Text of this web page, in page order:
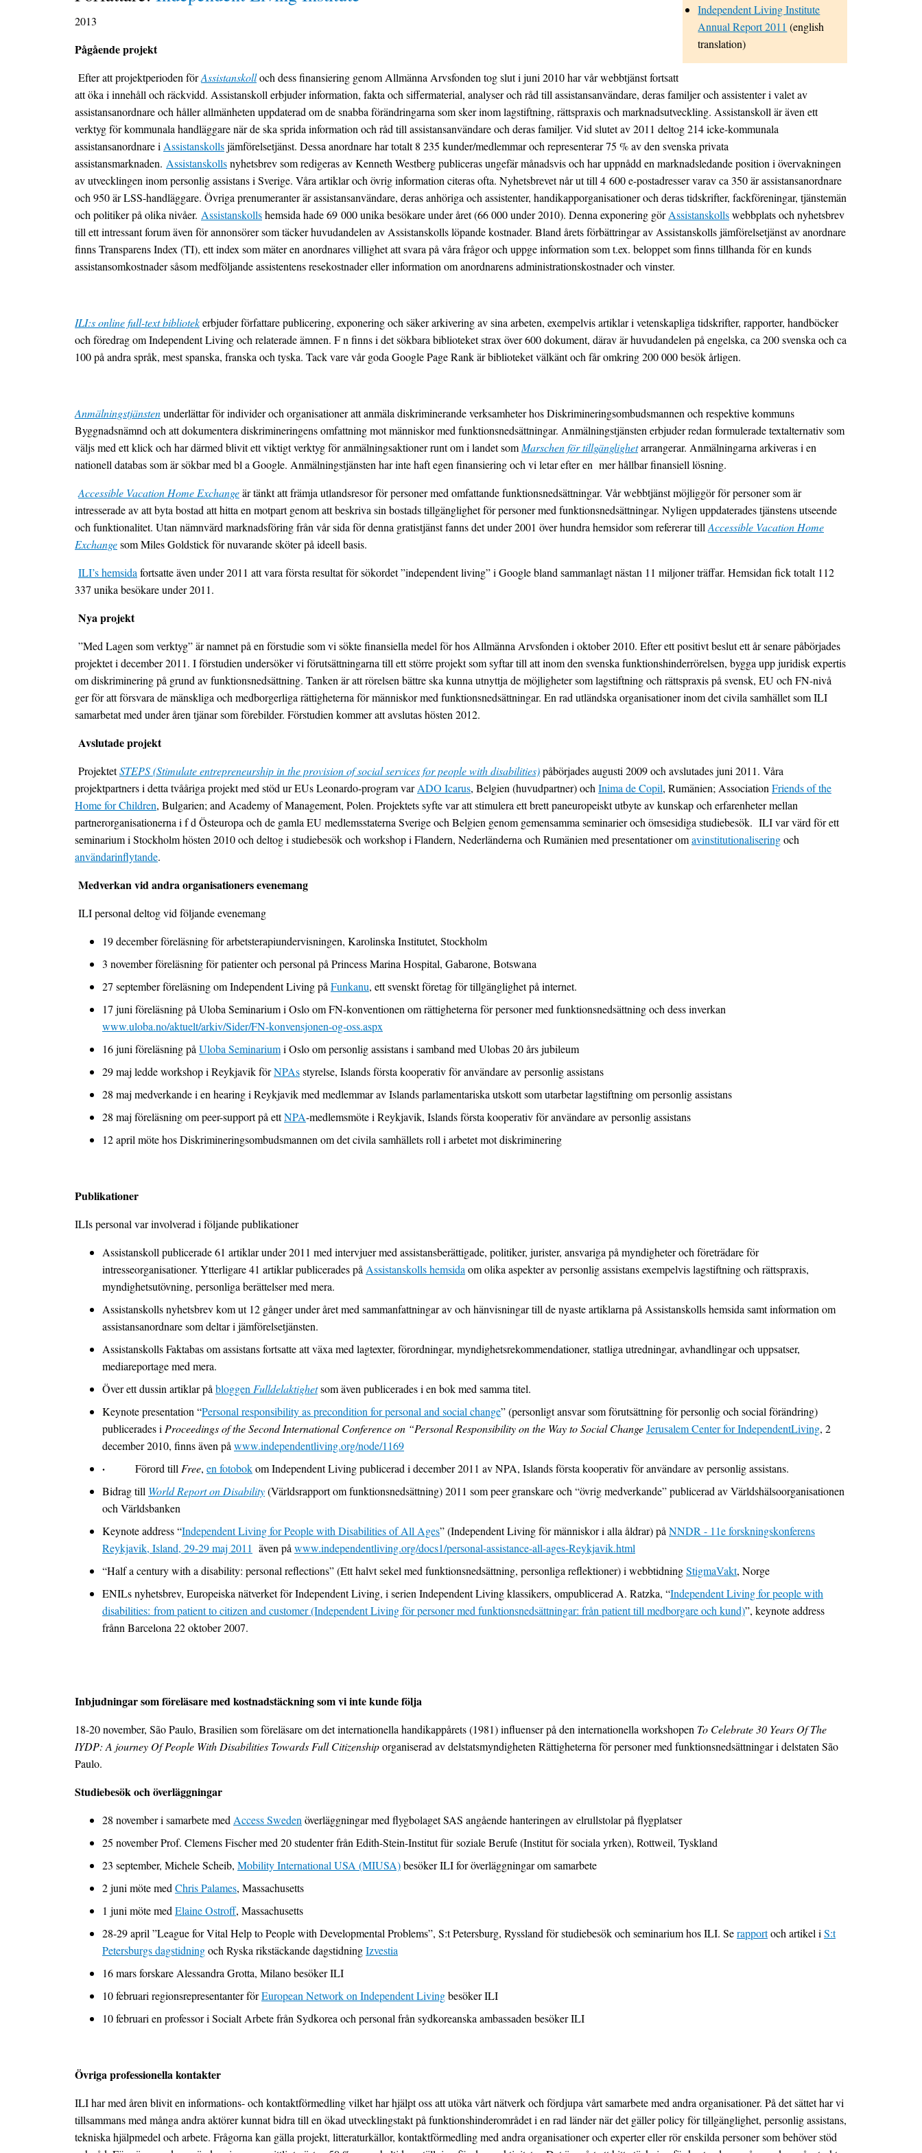
Independent Living Institute
Annual Report 2011 (english
translation)
2013
Pågående projekt
Efter att projektperioden förAssistanskolloch dess finansiering genom Allmänna Arvsfonden tog slut i juni 2010 har vår webbtjänst fortsatt
att öka i innehåll och räckvidd. Assistanskoll erbjuder information, fakta och siffermaterial, analyser och råd till assistansanvändare, deras familjer och assistenter i valet av
assistansanordnare och håller allmänheten uppdaterad om de snabba förändringarna som sker inom lagstiftning, rättspraxis och marknadsutveckling. Assistanskoll är även ett
verktyg för kommunala handläggare när de ska sprida information och råd till assistansanvändare och deras familjer. Vid slutet av 2011 deltog 214 icke-kommunala
assistansanordnare iAssistanskollsjämförelsetjänst. Dessa anordnare har totalt 8 235 kunder/medlemmar och representerar 75 % av den svenska privata
assistansmarknaden. Assistanskollsnyhetsbrev som redigeras av Kenneth Westberg publiceras ungefär månadsvis och har uppnådd en marknadsledande position i övervakningen
av utvecklingen inom personlig assistans i Sverige. Våra artiklar och övrig information citeras ofta. Nyhetsbrevet når ut till 4 600 e-postadresser varav ca 350 är assistansanordnare
och 950 är LSS-handläggare. Övriga prenumeranter är assistansanvändare, deras anhöriga och assistenter, handikapporganisationer och deras tidskrifter, fackföreningar, tjänstemän
och politiker på olika nivåer. Assistanskollshemsida hade 69 000 unika besökare under året (66 000 under 2010). Denna exponering görAssistanskollswebbplats och nyhetsbrev
till ett intressant forum även för annonsörer som täcker huvudandelen av Assistanskolls löpande kostnader. Bland årets förbättringar av Assistanskolls jämförelsetjänst av anordnare
finns Transparens Index (TI), ett index som mäter en anordnares villighet att svara på våra frågor och uppge information som t.ex. beloppet som finns tillhanda för en kunds
assistansomkostnader såsom medföljande assistentens resekostnader eller information om anordnarens administrationskostnader och vinster.
ILI:s online full-text bibliotekerbjuder författare publicering, exponering och säker arkivering av sina arbeten, exempelvis artiklar i vetenskapliga tidskrifter, rapporter, handböcker
och föredrag om Independent Living och relaterade ämnen. F n finns i det sökbara biblioteket strax över 600 dokument, därav är huvudandelen på engelska, ca 200 svenska och ca
100 på andra språk, mest spanska, franska och tyska. Tack vare vår goda Google Page Rank är biblioteket välkänt och får omkring 200 000 besök årligen.
Anmälningstjänstenunderlättar för individer och organisationer att anmäla diskriminerande verksamheter hos Diskrimineringsombudsmannen och respektive kommuns
Byggnadsnämnd och att dokumentera diskrimineringens omfattning mot människor med funktionsnedsättningar. Anmälningstjänsten erbjuder redan formulerade textalternativ som
väljs med ett klick och har därmed blivit ett viktigt verktyg för anmälningsaktioner runt om i landet somMarschen för tillgänglighetarrangerar. Anmälningarna arkiveras i en
nationell databas som är sökbar med bl a Google. Anmälningstjänsten har inte haft egen finansiering och vi letar efter en mer hållbar finansiell lösning.
Accessible Vacation Home Exchangeär tänkt att främja utlandsresor för personer med omfattande funktionsnedsättningar. Vår webbtjänst möjliggör för personer som är
intresserade av att byta bostad att hitta en motpart genom att beskriva sin bostads tillgänglighet för personer med funktionsnedsättningar. Nyligen uppdaterades tjänstens utseende
och funktionalitet. Utan nämnvärd marknadsföring från vår sida för denna gratistjänst fanns det under 2001 över hundra hemsidor som refererar tillAccessible Vacation Home
Exchangesom Miles Goldstick för nuvarande sköter på ideell basis.
ILI’s hemsidafortsatte även under 2011 att vara första resultat för sökordet ”independent living” i Google bland sammanlagt nästan 11 miljoner träffar. Hemsidan fick totalt 112
337 unika besökare under 2011.
Nya projekt
”Med Lagen som verktyg” är namnet på en förstudie som vi sökte finansiella medel för hos Allmänna Arvsfonden i oktober 2010. Efter ett positivt beslut ett år senare påbörjades
projektet i december 2011. I förstudien undersöker vi förutsättningarna till ett större projekt som syftar till att inom den svenska funktionshinderrörelsen, bygga upp juridisk expertis
om diskriminering på grund av funktionsnedsättning. Tanken är att rörelsen bättre ska kunna utnyttja de möjligheter som lagstiftning och rättspraxis på svensk, EU och FN-nivå
ger för att försvara de mänskliga och medborgerliga rättigheterna för människor med funktionsnedsättningar. En rad utländska organisationer inom det civila samhället som ILI
samarbetat med under åren tjänar som förebilder. Förstudien kommer att avslutas hösten 2012.
Avslutade projekt
ProjektetSTEPS (Stimulate entrepreneurship in the provision of social services for people with disabilities)påbörjades augusti 2009 och avslutades juni 2011. Våra
projektpartners i detta tvååriga projekt med stöd ur EUs Leonardo-program varADO Icarus, Belgien (huvudpartner) ochInima de Copil, Rumänien; AssociationFriends of the
Home for Children, Bulgarien; and Academy of Management, Polen. Projektets syfte var att stimulera ett brett paneuropeiskt utbyte av kunskap och erfarenheter mellan
partnerorganisationerna i f d Östeuropa och de gamla EU medlemsstaterna Sverige och Belgien genom gemensamma seminarier och ömsesidiga studiebesök. ILI var värd för ett
seminarium i Stockholm hösten 2010 och deltog i studiebesök och workshop i Flandern, Nederländerna och Rumänien med presentationer omavinstitutionaliseringoch
användarinflytande.
Medverkan vid andra organisationers evenemang
ILI personal deltog vid följande evenemang
19 december föreläsning för arbetsterapiundervisningen, Karolinska Institutet, Stockholm
3 november föreläsning för patienter och personal på Princess Marina Hospital, Gabarone, Botswana
27 september föreläsning om Independent Living påFunkanu, ett svenskt företag för tillgänglighet på internet.
17 juni föreläsning på Uloba Seminarium i Oslo om FN-konventionen om rättigheterna för personer med funktionsnedsättning och dess inverkan
www.uloba.no/aktuelt/arkiv/Sider/FN-konvensjonen-og-oss.aspx
16 juni föreläsning påUloba Seminariumi Oslo om personlig assistans i samband med Ulobas 20 års jubileum
29 maj ledde workshop i Reykjavik förNPAsstyrelse, Islands första kooperativ för användare av personlig assistans
28 maj medverkande i en hearing i Reykjavik med medlemmar av Islands parlamentariska utskott som utarbetar lagstiftning om personlig assistans
28 maj föreläsning om peer-support på ettNPA-medlemsmöte i Reykjavik, Islands första kooperativ för användare av personlig assistans
12 april möte hos Diskrimineringsombudsmannen om det civila samhällets roll i arbetet mot diskriminering
Publikationer
ILIs personal var involverad i följande publikationer
Assistanskoll publicerade 61 artiklar under 2011 med intervjuer med assistansberättigade, politiker, jurister, ansvariga på myndigheter och företrädare för
intresseorganisationer. Ytterligare 41 artiklar publicerades påAssistanskolls hemsidaom olika aspekter av personlig assistans exempelvis lagstiftning och rättspraxis,
myndighetsutövning, personliga berättelser med mera.
Assistanskolls nyhetsbrev kom ut 12 gånger under året med sammanfattningar av och hänvisningar till de nyaste artiklarna på Assistanskolls hemsida samt information om
assistansanordnare som deltar i jämförelsetjänsten.
Assistanskolls Faktabas om assistans fortsatte att växa med lagtexter, förordningar, myndighetsrekommendationer, statliga utredningar, avhandlingar och uppsatser,
mediareportage med mera.
Över ett dussin artiklar påbloggenFulldelaktighetsom även publicerades i en bok med samma titel.
Keynote presentation “Personal responsibility as precondition for personal and social change” (personligt ansvar som förutsättning för personlig och social förändring)
publicerades iProceedings of the Second International Conference on “Personal Responsibility on the Way to Social ChangeJerusalem Center for IndependentLiving, 2
december 2010, finns även påwww.independentliving.org/node/1169
· Förord tillFree, en fotobokom Independent Living publicerad i december 2011 av NPA, Islands första kooperativ för användare av personlig assistans.
Bidrag till World Report on Disability(Världsrapport om funktionsnedsättning) 2011 som peer granskare och “övrig medverkande” publicerad av Världshälsoorganisationen
och Världsbanken
Keynote address “Independent Living for People with Disabilities of All Ages” (Independent Living för människor i alla åldrar) påNNDR - 11e forskningskonferens
Reykjavik, Island, 29-29 maj 2011 även påwww.independentliving.org/docs1/personal-assistance-all-ages-Reykjavik.html
“Half a century with a disability: personal reflections” (Ett halvt sekel med funktionsnedsättning, personliga reflektioner) i webbtidningStigmaVakt, Norge
ENILs nyhetsbrev, Europeiska nätverket för Independent Living, i serien Independent Living klassikers, ompublicerad A. Ratzka, “Independent Living for people with
disabilities: from patient to citizen and customer (Independent Living för personer med funktionsnedsättningar: från patient till medborgare och kund)”, keynote address
frånn Barcelona 22 oktober 2007.
Inbjudningar som föreläsare med kostnadstäckning som vi inte kunde följa
18-20 november, São Paulo, Brasilien som föreläsare om det internationella handikappårets (1981) influenser på den internationella workshopen To Celebrate 30 Years Of The
IYDP: A journey Of People With Disabilities Towards Full Citizenshiporganiserad av delstatsmyndigheten Rättigheterna för personer med funktionsnedsättningar i delstaten São
Paulo.
Studiebesök och överläggningar
28 november i samarbete medAccess Swedenöverläggningar med flygbolaget SAS angående hanteringen av elrullstolar på flygplatser
25 november Prof. Clemens Fischer med 20 studenter från Edith-Stein-Institut für soziale Berufe (Institut för sociala yrken), Rottweil, Tyskland
23 september, Michele Scheib, Mobility International USA (MIUSA)besöker ILI for överläggningar om samarbete
2 juni möte medChris Palames, Massachusetts
1 juni möte medElaine Ostroff, Massachusetts
28-29 april ”League for Vital Help to People with Developmental Problems”, S:t Petersburg, Ryssland för studiebesök och seminarium hos ILI. Serapportoch artikel iS:t
Petersburgs dagstidningoch Ryska rikstäckande dagstidningIzvestia
16 mars forskare Alessandra Grotta, Milano besöker ILI
10 februari regionsrepresentanter förEuropean Network on Independent Livingbesöker ILI
10 februari en professor i Socialt Arbete från Sydkorea och personal från sydkoreanska ambassaden besöker ILI
Övriga professionella kontakter
ILI har med åren blivit en informations- och kontaktförmedling vilket har hjälpt oss att utöka vårt nätverk och fördjupa vårt samarbete med andra organisationer. På det sättet har vi
tillsammans med många andra aktörer kunnat bidra till en ökad utvecklingstakt på funktionshinderområdet i en rad länder när det gäller policy för tillgänglighet, personlig assistans,
tekniska hjälpmedel och arbete. Frågorna kan gälla projekt, litteraturkällor, kontaktförmedling med andra organisationer och experter eller rör enskilda personer som behöver stöd